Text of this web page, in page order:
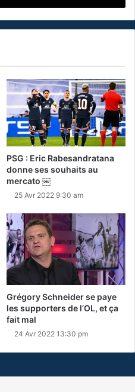
PSG : Eric Rabesandratana
donne ses souhaits au
mercato ￼
25 Avr 2022 9:30 am
Grégory Schneider se paye
les supporters de l’OL, et ça
fait mal
24 Avr 2022 13:30 pm